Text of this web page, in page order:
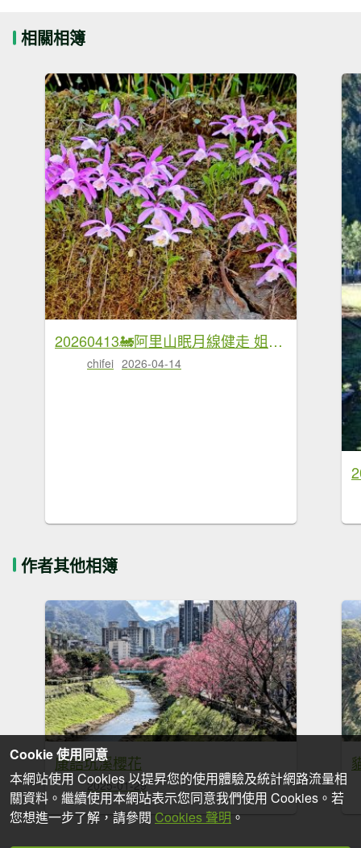
相關相簿
20260413🚂阿里山眠月線健走 姐妹潭 水山巨木療癒步道
chifei 2026-04-14
作者其他相簿
康誥坑溪櫻花
2025-01-29
Cookie 使用同意
本網站使用 Cookies 以提昇您的使用體驗及統計網路流量相
關資料。繼續使用本網站表示您同意我們使用 Cookies。若
您想進一步了解，請參閱 Cookies 聲明 。